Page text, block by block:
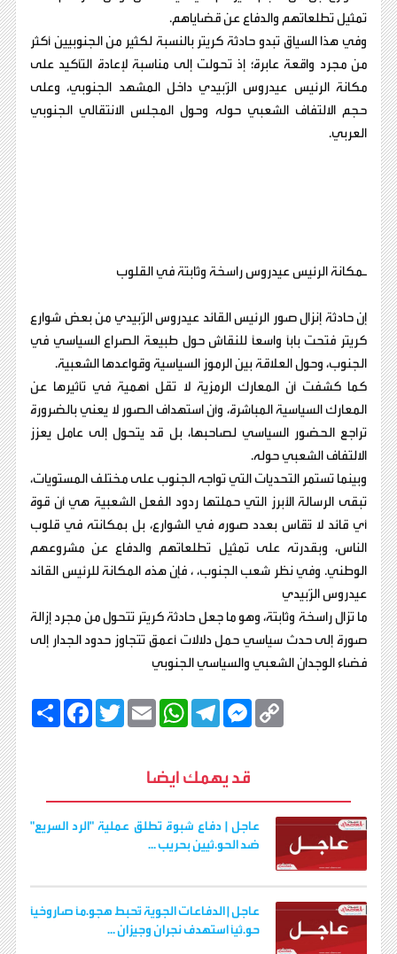
تمثيل تطلعاتهم والدفاع عن قضاياهم.
وفي هذا السياق تبدو حادثة كريتر بالنسبة لكثير من الجنوبيين أكثر
من مجرد واقعة عابرة؛ إذ تحولت إلى مناسبة لإعادة التأكيد على
مكانة الرئيس عيدروس الزُبيدي داخل المشهد الجنوبي، وعلى
حجم الالتفاف الشعبي حوله وحول المجلس الانتقالي الجنوبي
العربي.
ـمكانة الرئيس عيدروس راسخة وثابتة في القلوب
إن حادثة إنزال صور الرئيس القائد عيدروس الزُبيدي من بعض شوارع
كريتر فتحت باباً واسعاً للنقاش حول طبيعة الصراع السياسي في
الجنوب، وحول العلاقة بين الرموز السياسية وقواعدها الشعبية.
كما كشفت أن المعارك الرمزية لا تقل أهمية في تأثيرها عن
المعارك السياسية المباشرة، وأن استهداف الصور لا يعني بالضرورة
تراجع الحضور السياسي لصاحبها، بل قد يتحول إلى عامل يعزز
الالتفاف الشعبي حوله.
وبينما تستمر التحديات التي تواجه الجنوب على مختلف المستويات،
تبقى الرسالة الأبرز التي حملتها ردود الفعل الشعبية هي أن قوة
أي قائد لا تُقاس بعدد صوره في الشوارع، بل بمكانته في قلوب
الناس، وبقدرته على تمثيل تطلعاتهم والدفاع عن مشروعهم
الوطني. وفي نظر شعب الجنوب، ، فإن هذه المكانة للرئيس القائد
عيدروس الزُبيدي
ما تزال راسخة وثابتة، وهو ما جعل حادثة كريتر تتحول من مجرد إزالة
صورة إلى حدث سياسي حمل دلالات أعمق تتجاوز حدود الجدار إلى
فضاء الوجدان الشعبي والسياسي الجنوبي
ا
F
a
k
T
w
E
m
W
h
A
p
T
e
r
m
M
e
n
e
r
C
k
قد يهمك ايضا
عاجل | دفاع شبوة تطلق عملية "الرد السريع"
ضد الحو.ثيين بحريب ...
عاجل | الدفاعات الجوية تُحبط هجو.مًا صاروخيًا
حو.ثيًا استهدف نجران وجيزان ...